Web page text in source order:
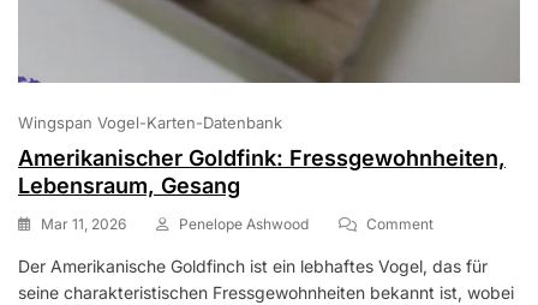
Wingspan Vogel-Karten-Datenbank
Amerikanischer Goldfink: Fressgewohnheiten,
Lebensraum, Gesang
Mar 11, 2026 Penelope Ashwood CommentOn
Goldfink:
Der Amerikanische Goldfinch ist ein lebhaftes Vogel, das für
seine charakteristischen Fressgewohnheiten bekannt ist, wobei